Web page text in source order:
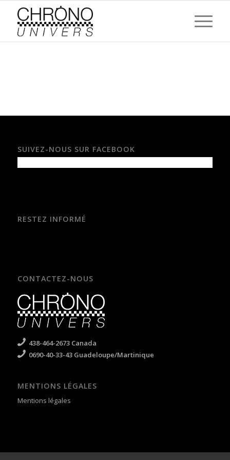
SUIVEZ-NOUS SUR FACEBOOK
RESTEZ INFORMÉ
CONTACTEZ-NOUS
438-464-2673 Canada
0690-40-33-43 Guadeloupe/Martinique
MENTIONS LÉGALES
Mentions légales